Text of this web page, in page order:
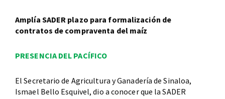
Amplía SADER plazo para formalización de
contratos de compraventa del maíz
PRESENCIA DEL PACÍFICO
El Secretario de Agricultura y Ganadería de Sinaloa,
Ismael Bello Esquivel, dio a conocer que la SADER